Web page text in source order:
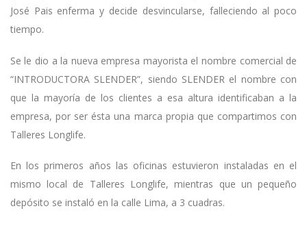
José Pais enferma y decide desvincularse, falleciendo al poco
tiempo.
Se le dio a la nueva empresa mayorista el nombre comercial de
“INTRODUCTORA SLENDER”, siendo SLENDER el nombre con
que la mayoría de los clientes a esa altura identificaban a la
empresa, por ser ésta una marca propia que compartimos con
Talleres Longlife.
En los primeros años las oficinas estuvieron instaladas en el
mismo local de Talleres Longlife, mientras que un pequeño
depósito se instaló en la calle Lima, a 3 cuadras.